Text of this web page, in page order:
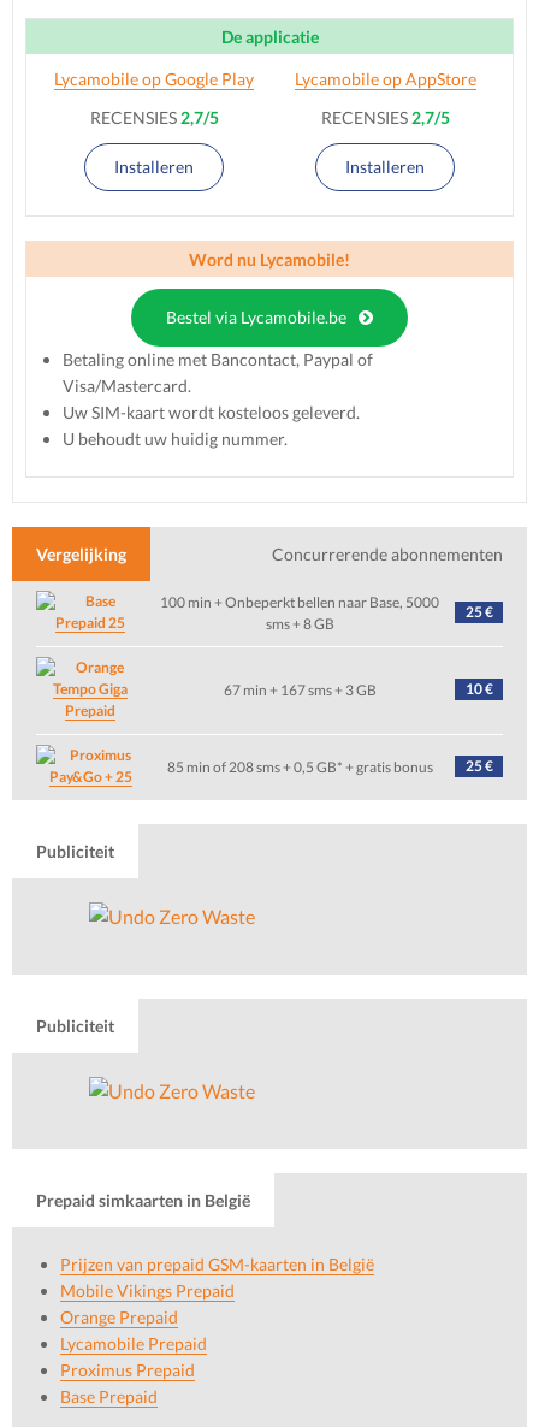
De applicatie
Lycamobile op Google Play
RECENSIES 2,7/5
Installeren
Lycamobile op AppStore
RECENSIES 2,7/5
Installeren
Word nu Lycamobile!
Betaling online met Bancontact, Paypal of
Visa/Mastercard.
Uw SIM-kaart wordt kosteloos geleverd.
U behoudt uw huidig nummer.
Bestel via Lycamobile.be
Vergelijking Concurrerende abonnementen
Prepaid 25
100 min + Onbeperkt bellen naar Base, 5000
sms + 8 GB
25 €
Tempo Giga
Prepaid
67 min + 167 sms + 3 GB 10 €
Pay&Go + 25
85 min of 208 sms + 0,5 GB* + gratis bonus 25 €
Publiciteit
Publiciteit
Prepaid simkaarten in België
Prijzen van prepaid GSM-kaarten in België
Mobile Vikings Prepaid
Orange Prepaid
Lycamobile Prepaid
Proximus Prepaid
Base Prepaid